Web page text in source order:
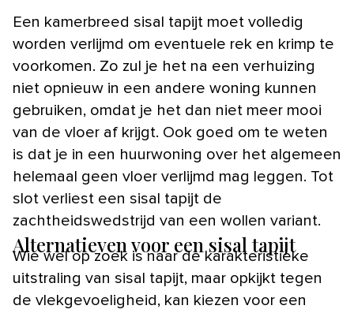
Een kamerbreed sisal tapijt moet volledig
worden verlijmd om eventuele rek en krimp te
voorkomen. Zo zul je het na een verhuizing
niet opnieuw in een andere woning kunnen
gebruiken, omdat je het dan niet meer mooi
van de vloer af krijgt. Ook goed om te weten
is dat je in een huurwoning over het algemeen
helemaal geen vloer verlijmd mag leggen. Tot
slot verliest een sisal tapijt de
zachtheidswedstrijd van een wollen variant.
Alternatieven voor een sisal tapijt
Wie wel op zoek is naar de karakteristieke
uitstraling van sisal tapijt, maar opkijkt tegen
de vlekgevoeligheid, kan kiezen voor een